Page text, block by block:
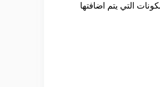
التي يتم اضافتها